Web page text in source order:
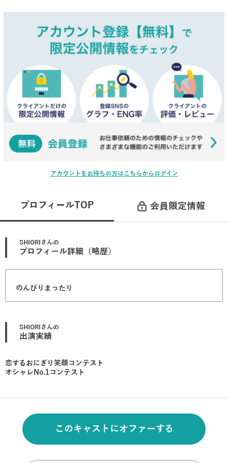
アカウントをお持ちの方はこちらからログイン
プロフィールTOP 会員限定情報
SHIORI さんの
プロフィール詳細（略歴）
のんびりまったり
SHIORI さんの
出演実績
恋するおにぎり笑顔コンテスト
オシャレNo.1コンテスト
このキャストにオファーする